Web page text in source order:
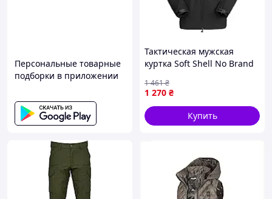
- 2 карго кармана с асимметричным
клапаном на липучке;
блокнот.
Особенности:
Эластичный «туннельный» пояс с удобной
регулировкой посадки брюк.
Персональные товарные
подборки в приложении
Тактическая мужская
куртка Soft Shell No Brand
1 270 ₴
1 461₴
Купить